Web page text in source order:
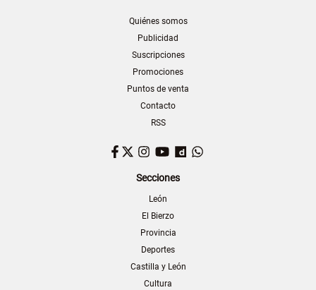
Quiénes somos
Publicidad
Suscripciones
Promociones
Puntos de venta
Contacto
RSS
Facebook
TwitterInstagram
YouTubeDailymotion
Secciones
León
El Bierzo
Provincia
Deportes
Castilla y León
Cultura